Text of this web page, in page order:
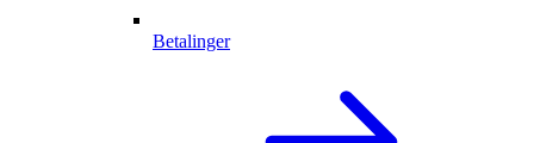
Betalinger